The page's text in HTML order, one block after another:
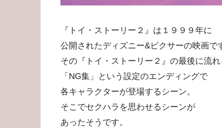
『トイ・ストーリー２』は１９９９年に
公開されたディズニー&ピクサーの映画で
その『トイ・ストーリー２』の最後に流
「NG集」という設定のエンディングで
各キャラクターが登場するシーン。
そこでセクハラを思わせるシーンが
あったそうです。